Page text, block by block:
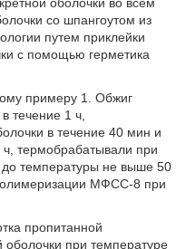
со шпангоутом из
путем приклейки
с помощью герметика
примеру 1. Обжиг
течение 1 ч,
в течение 40 мин и
термобрабатывали при
температуры не выше 50
МФСС-8 при
пропитанной
оболочки при температуре